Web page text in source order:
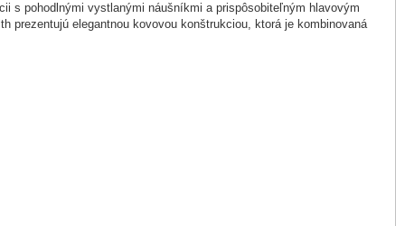
s pohodlnými vystlanými náušníkmi a prispôsobiteľným hlavovým
prezentujú elegantnou kovovou konštrukciou, ktorá je kombinovaná